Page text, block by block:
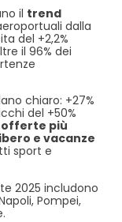
il trend
dalla
del +2,2%
il 96% dei
chiaro: +27%
del +50%
offerte più
e vacanze
sport e
2025 includono
Pompei,